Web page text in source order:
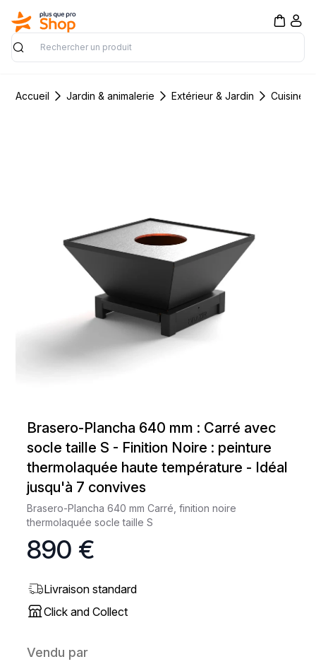
Rechercher
Accueil Jardin & animalerie Extérieur & Jardin Cuisine
Brasero-Plancha 640 mm : Carré avec
socle taille S - Finition Noire : peinture
thermolaquée haute température - Idéal
jusqu'à 7 convives
Brasero-Plancha 640 mm Carré, finition noire
thermolaquée socle taille S
890 €
Livraison standard
Click and Collect
Vendu par